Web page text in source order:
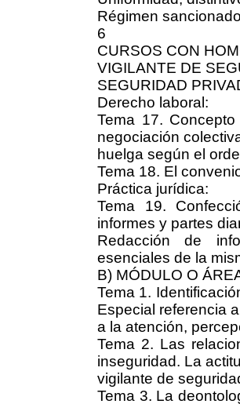
Régimen
6
CURSOS CON
VIGILANTE DE
SEGURIDAD
Derecho laboral:
Tema 17.
negociación
huelga según el
Tema 18. El
Práctica jurídica:
Tema 19.
informes y partes
Redacción de
esenciales de la
B) MÓDULO O
Tema 1.
Especial referencia
a la atención,
Tema 2. Las
inseguridad. La
vigilante de
Tema 3. La